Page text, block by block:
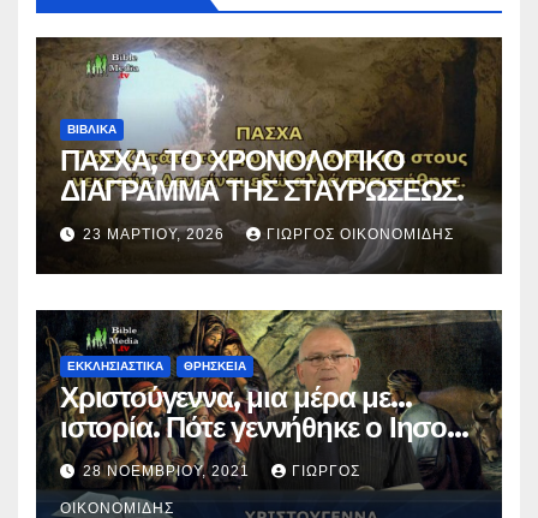
ΒΙΒΛΙΚΑ
ΠΑΣΧΑ, ΤΟ ΧΡΟΝΟΛΟΓΙΚΟ
ΔΙΑΓΡΑΜΜΑ ΤΗΣ ΣΤΑΥΡΩΣΕΩΣ.
23 ΜΑΡΤΊΟΥ, 2026 ΓΙΏΡΓΟΣ ΟΙΚΟΝΟΜΊΔΗΣ
ΕΚΚΛΗΣΙΑΣΤΙΚΑ ΘΡΗΣΚΕΙΑ
Χριστούγεννα, μια μέρα με…
ιστορία. Πότε γεννήθηκε ο Ιησούς
Χριστός; (Βίντεο).
28 ΝΟΕΜΒΡΊΟΥ, 2021 ΓΙΏΡΓΟΣ
ΟΙΚΟΝΟΜΊΔΗΣ